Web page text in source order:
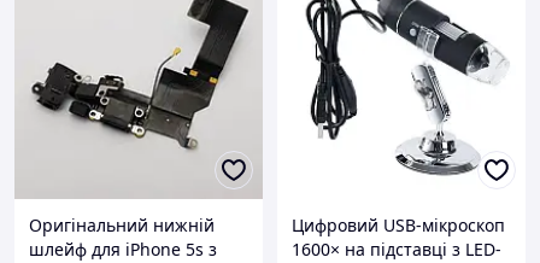
Оригінальний нижній
шлейф для iPhone 5s з
Цифровий USB-мікроскоп
1600× на підставці з LED-